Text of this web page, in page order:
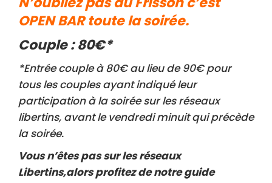
OPEN BAR toute la soirée.
Couple : 80€*
*Entrée couple à 80€ au lieu de 90€ pour
tous les couples ayant indiqué leur
participation à la soirée sur les réseaux
libertins, avant le vendredi minuit qui précède
la soirée.
Vous n’êtes pas sur les réseaux
Libertins,alors profitez de notre guide